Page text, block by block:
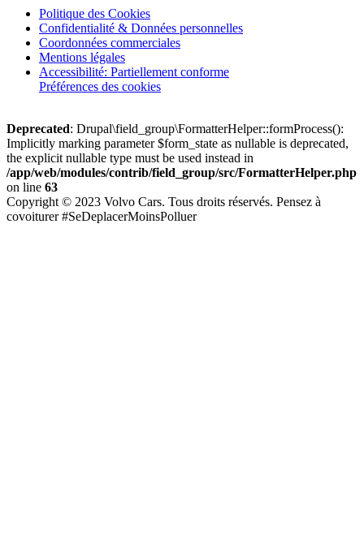
Politique des Cookies
Confidentialité & Données personnelles
Coordonnées commerciales
Mentions légales
Accessibilité: Partiellement conforme
Préférences des cookies
Deprecated: Drupal\field_group\FormatterHelper::formProcess():
Implicitly marking parameter $form_state as nullable is deprecated,
the explicit nullable type must be used instead in
/app/web/modules/contrib/field_group/src/FormatterHelper.php
on line 63
Copyright © 2023 Volvo Cars. Tous droits réservés. Pensez à
covoiturer #SeDeplacerMoinsPolluer